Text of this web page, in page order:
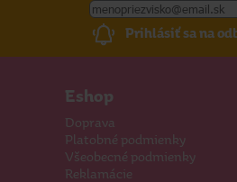
Prihlásiť sa na
Eshop
Doprava
Platobné podmienky
Všeobecné podmienky
Reklamácie